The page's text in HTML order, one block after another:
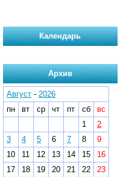
Календарь
Архив
Август - 2026
пн
вт ср чт пт сб
вс
1
2
3
4 5 6 7 8
9
10
11 12 13 14 15
16
17
18 19 20 21 22
23